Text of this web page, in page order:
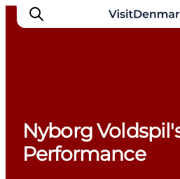
Inspirations
Destinations
Quoi faire
Nyborg
Performance